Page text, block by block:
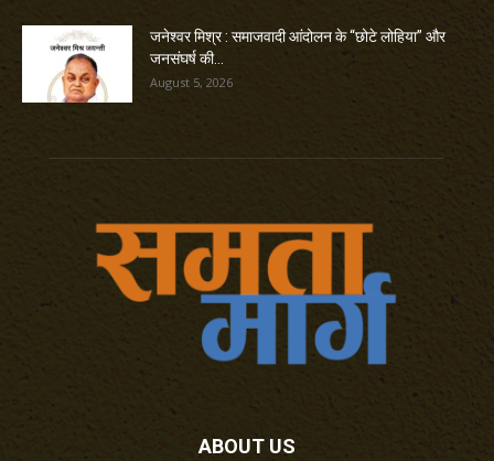
जनेश्वर मिश्र : समाजवादी आंदोलन के “छोटे लोहिया” और
जनसंघर्ष की...
August 5, 2026
ABOUT US